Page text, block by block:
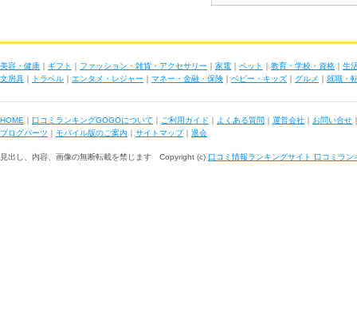
美容・健康 ｜ ギフト ｜ ファッション・雑貨・アクセサリー ｜ 家電 ｜ ペット ｜ 教育・学校・資格 ｜ 生
文房具 ｜ トラベル ｜ エンタメ・レジャー ｜ マネー・金融・保険 ｜ ベビー・キッズ ｜ グルメ ｜ 就職・
HOME ｜ 口コミランキングGOGOについて ｜ ご利用ガイド ｜ よくある質問 ｜ 運営会社 ｜ お問い合せ
ブログパーツ ｜ モバイル版のご案内 ｜ サイトマップ｜ 退会
見出し、内容、画像の無断転載を禁じます Copyright (c) 口コミ情報ランキングサイト 口コミラン